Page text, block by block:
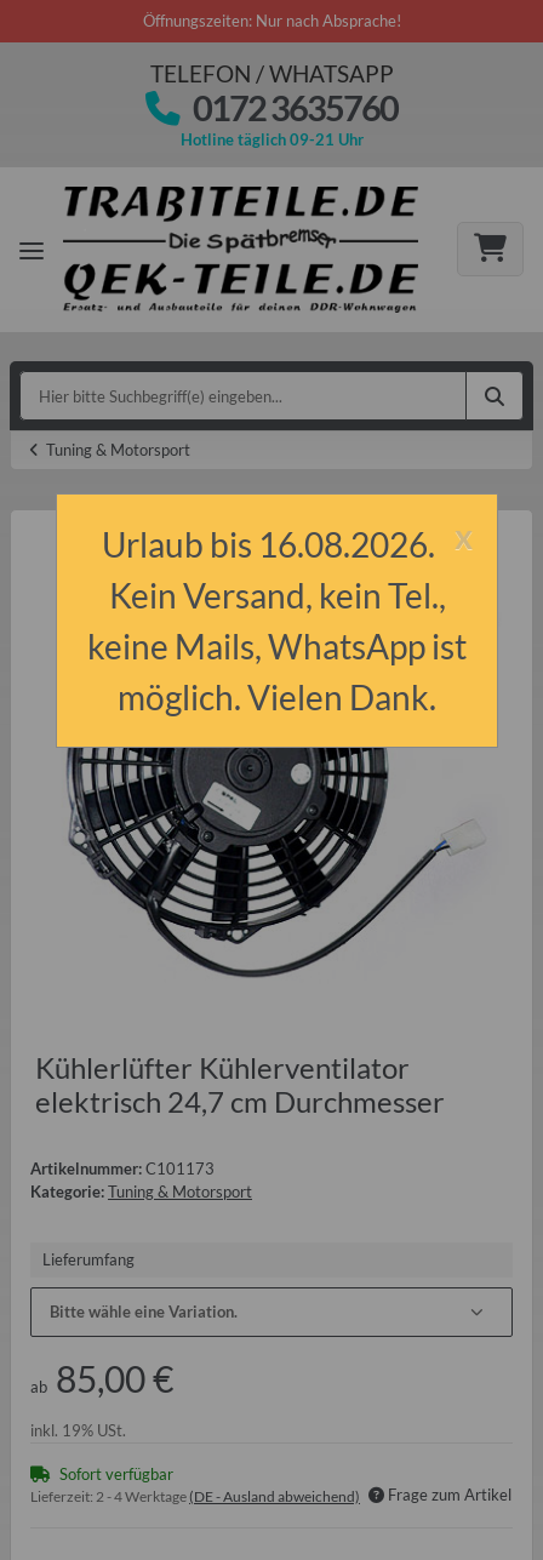
Öffnungszeiten: Nur nach Absprache!
TELEFON / WHATSAPP
0172 3635760
Hotline täglich 09-21 Uhr
Tuning & Motorsport
Kühlerlüfter Kühlerventilator
elektrisch 24,7 cm Durchmesser
Artikelnummer:C101173
Kategorie:Tuning & Motorsport
Lieferumfang
Bitte wähle eine Variation.
ab 85,00 €
inkl. 19% USt.
Sofort verfügbar
Lieferzeit: 2 - 4 Werktage (DE - Ausland abweichend) Frage zum Artikel
x
Urlaub bis 16.08.2026.
Kein Versand, kein Tel.,
keine Mails, WhatsApp ist
möglich. Vielen Dank.